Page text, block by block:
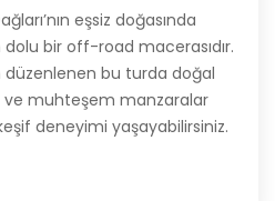
eşsiz doğasında
bir off-road macerasıdır.
düzenlenen bu turda doğal
ve muhteşem manzaralar
deneyimi yaşayabilirsiniz.